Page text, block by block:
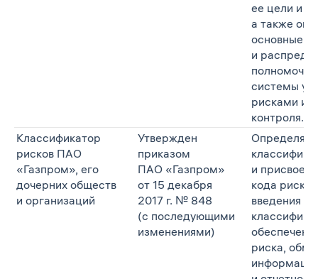
ее цели и
а также
основные
и
полномочий
системы
рисками и
контроля.
Классификатор
рисков ПАО
«Газпром», его
дочерних обществ
и организаций
Утвержден
приказом
ПАО «Газпром»
от 15 декабря
2017 г. № 848
(с последующими
изменениями)
и
кода риску.
введения
риска,